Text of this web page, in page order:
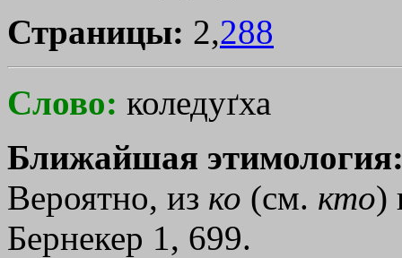
Страницы: 2,288
Слово: коледуґха
Ближайшая
Вероятно, из ко (см. кто)
Бернекер 1, 699.